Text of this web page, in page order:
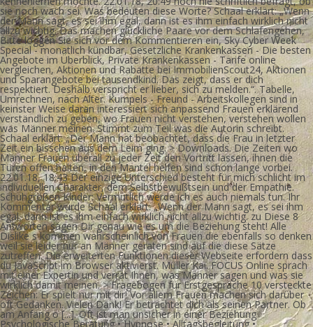
sie noch wach sei. Was bedeuten diese Worte? Schaal erklärt: „Wenn
der Mann sagt, es sei ihm egal, dann ist es ihm einfach wirklich nicht
allzu wichtig. Das machen glückliche Paare vor dem Schlafengehen,
Bitte loggen Sie sich vor dem Kommentieren ein, Sky Cyber Week
Special - monatlich kündbar, Gesetzliche Krankenkassen - Die besten
Angebote im Überblick, Private Krankenkassen - Tarife online
vergleichen, Aktionen und Rabatte bei ImmobilienScout24, Aktionen
und Sparangebote bei tausendkind. Das zeigt, dass er dich
respektiert. Deshalb verspricht er lieber, sich zu melden.“. Tabelle,
Umrechnen, nach Alter. Kumpels - Freund - Arbeitskollegen sind in
keinster Weise daran interessiert sich anpassend Frauen erklärend
verständlich zu geben, wo Frauen nicht verstehen, verstehen wollen
was Männer meinen. Stimmt zum Teil was die Autorin schreibt.
Schaal erklärt: „Der Mann hat beobachtet, dass die Frau in letzter
Zeit ein bisschen aus dem Leim ging. > Downloads. Die Zeiten wo
Männer Frauen überall zu jeder Zeit den Vortritt lassen, ihnen die
Türen offen halten, in den Mantel helfen sind schon lange vorbei.
22.01.18, 18:43 Der einzige Unterschied besteht für mich schlicht im
individuellen Charakter, dem Selbstbewußtsein und der Empathie.
Schuhgrößen Kinder: Vermutlich werde ich es auch niemals tun. Ihr
Kommentar wurde Schaal erklärt: „Wenn der Mann sagt, es sei ihm
egal, dann ist es ihm einfach wirklich nicht allzu wichtig. zu Diese 8
Antworten sagen Dir genau wie es um die Beziehung steht! Alle
Dislike s kommen wahrscheinlich von Frauen die ebenfalls so denken
weil sie leider nur an Männer geraten sind auf die diese Sätze
zutreffen. Die erweiterten Funktionen dieser Webseite erfordern dass
du JavaScript im Browser aktivierst. Müller Kai. FOCUS Online sprach
mit einer Expertin und verrät Ihnen, was Männer sagen und was sie
wirklich damit meinen. > Fragebogen für Erstgespräche 10 versteckte
Zeichen: Er spielt nur mit dir! Vor allem Frauen machen sich darüber
oft Gedanken. Vielen Dank! Er betrachtet dich als seinen Partner. Ob
am Anfang o [...]. Oft ist man unsicher in einer Beziehung
Psychologische Beratung • Hypnose • Alltagsbegleitung •